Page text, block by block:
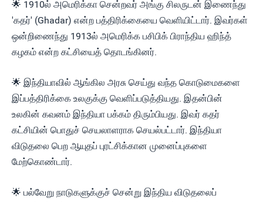
🌟 1910ல் அமெரிக்கா சென்றவர் அங்கு சிலருடன் இணைந்து
'கதர்' (Ghadar) என்ற பத்திரிக்கையை வெளியிட்டார். இவர்கள்
ஒன்றிணைந்து 1913ல் அமெரிக்க பசிபிக் பிராந்திய ஹிந்த்
கழகம் என்ற கட்சியைத் தொடங்கினர்.
🌟 இந்தியாவில் ஆங்கில அரசு செய்து வந்த கொடுமைகளை
இப்பத்திரிக்கை உலகுக்கு வெளிப்படுத்தியது. இதன்பின்
உலகின் கவனம் இந்தியா பக்கம் திரும்பியது. இவர் கதர்
கட்சியின் பொதுச் செயலாளராக செயல்பட்டார். இந்தியா
விடுதலை பெற ஆயுதப் புரட்சிக்கான முனைப்புகளை
மேற்கொண்டார்.
🌟 பல்வேறு நாடுகளுக்குச் சென்று இந்திய விடுதலைப்